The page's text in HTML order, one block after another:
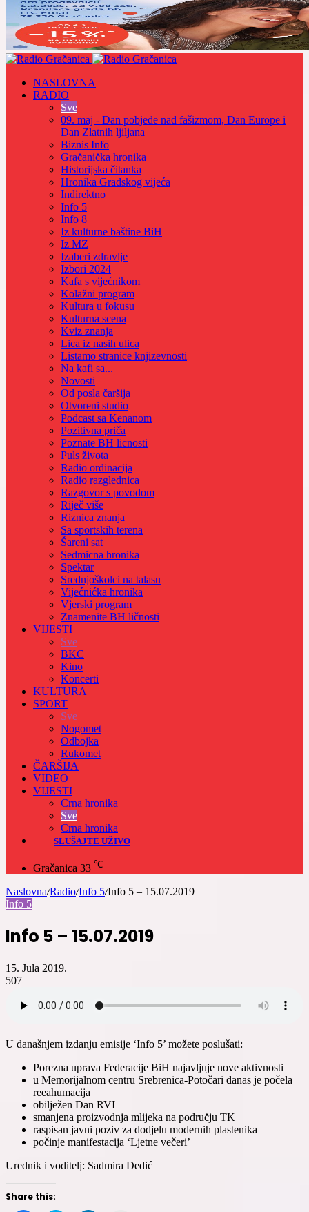
NASLOVNA
RADIO
Sve
09. maj - Dan pobjede nad fašizmom, Dan Europe i
Dan Zlatnih ljiljana
Biznis Info
Gračanička hronika
Historijska čitanka
Hronika Gradskog vijeća
Indirektno
Info 5
Info 8
Iz kulturne baštine BiH
Iz MZ
Izaberi zdravlje
Izbori 2024
Kafa s vijećnikom
Kolažni program
Kultura u fokusu
Kulturna scena
Kviz znanja
Lica iz nasih ulica
Listamo stranice knjizevnosti
Na kafi sa...
Novosti
Od posla čaršija
Otvoreni studio
Podcast sa Kenanom
Pozitivna priča
Poznate BH licnosti
Puls života
Radio ordinacija
Radio razglednica
Razgovor s povodom
Riječ više
Riznica znanja
Sa sportskih terena
Šareni sat
Sedmicna hronika
Spektar
Srednjoškolci na talasu
Vijećnićka hronika
Vjerski program
Znamenite BH ličnosti
VIJESTI
Sve
BKC
Kino
Koncerti
KULTURA
SPORT
Sve
Nogomet
Odbojka
Rukomet
ČARŠIJA
VIDEO
VIJESTI
Crna hronika
Sve
Crna hronika
SLUŠAJTE UŽIVO
Gračanica 33 ℃
Naslovna/Radio/Info 5/Info 5 – 15.07.2019
Info 5
Info 5 – 15.07.2019
15. Jula 2019.
507
U današnjem izdanju emisije ‘Info 5’ možete poslušati:
Porezna uprava Federacije BiH najavljuje nove aktivnosti
u Memorijalnom centru Srebrenica-Potočari danas je počela
reeahumacija
obilježen Dan RVI
smanjena proizvodnja mlijeka na području TK
raspisan javni poziv za dodjelu modernih plastenika
počinje manifestacija ‘Ljetne večeri’
Urednik i voditelj: Sadmira Dedić
Share this: